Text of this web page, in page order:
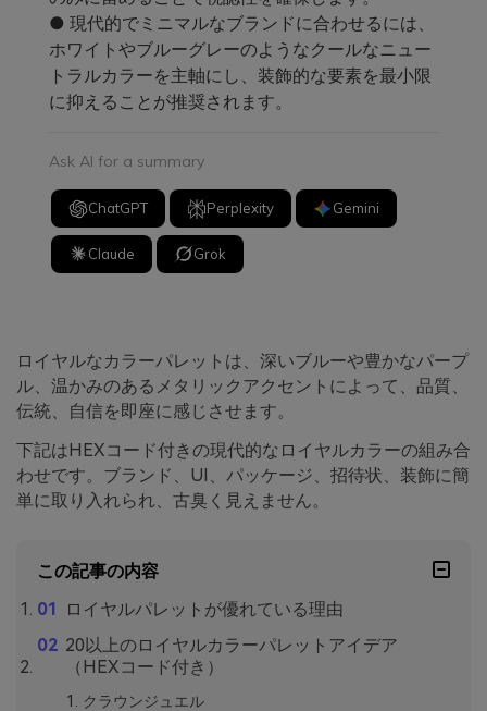
● 現代的でミニマルなブランドに合わせるには、
ホワイトやブルーグレーのようなクールなニュー
トラルカラーを主軸にし、装飾的な要素を最小限
に抑えることが推奨されます。
Ask AI for a summary
ChatGPT Perplexity Gemini
Claude Grok
ロイヤルなカラーパレットは、深いブルーや豊かなパープ
ル、温かみのあるメタリックアクセントによって、品質、
伝統、自信を即座に感じさせます。
下記はHEXコード付きの現代的なロイヤルカラーの組み合
わせです。ブランド、UI、パッケージ、招待状、装飾に簡
単に取り入れられ、古臭く見えません。
この記事の内容
ロイヤルパレットが優れている理由
20以上のロイヤルカラーパレットアイデア
（HEXコード付き）
クラウンジュエル